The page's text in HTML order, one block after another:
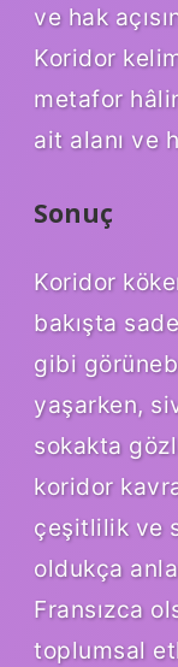
ve hak
Koridor
metafor
ait alanı ve
Sonuç
Koridor
bakışta
gibi
yaşarken,
sokakta
koridor
çeşitlilik ve
oldukça
Fransızca
toplumsal